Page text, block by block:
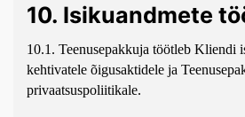
10. Isikuandmete
10.1. Teenusepakkuja töötleb Kliendi
kehtivatele õigusaktidele ja
privaatsuspoliitikale.